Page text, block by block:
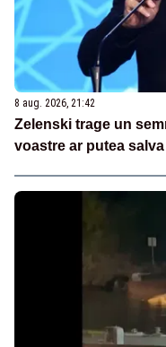
8 aug. 2026, 21:42
Zelenski trage un
voastre ar putea salva